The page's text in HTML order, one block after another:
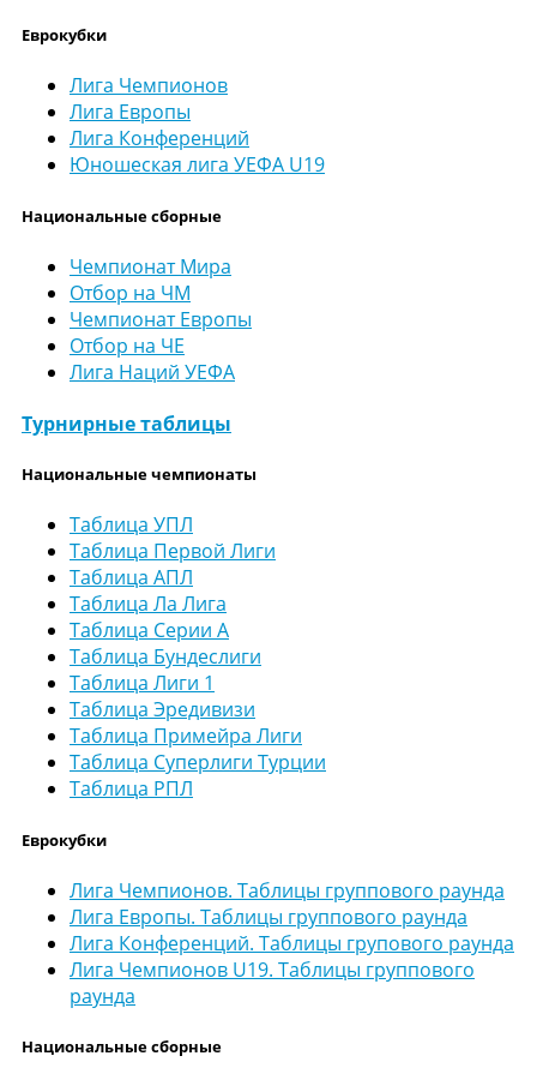
Еврокубки
Лига Чемпионов
Лига Европы
Лига Конференций
Юношеская лига УЕФА U19
Национальные сборные
Чемпионат Мира
Отбор на ЧМ
Чемпионат Европы
Отбор на ЧЕ
Лига Наций УЕФА
Турнирные таблицы
Национальные чемпионаты
Таблица УПЛ
Таблица Первой Лиги
Таблица АПЛ
Таблица Ла Лига
Таблица Серии А
Таблица Бундеслиги
Таблица Лиги 1
Таблица Эредивизи
Таблица Примейра Лиги
Таблица Суперлиги Турции
Таблица РПЛ
Еврокубки
Лига Чемпионов. Таблицы группового раунда
Лига Европы. Таблицы группового раунда
Лига Конференций. Таблицы групового раунда
Лига Чемпионов U19. Таблицы группового
раунда
Национальные сборные